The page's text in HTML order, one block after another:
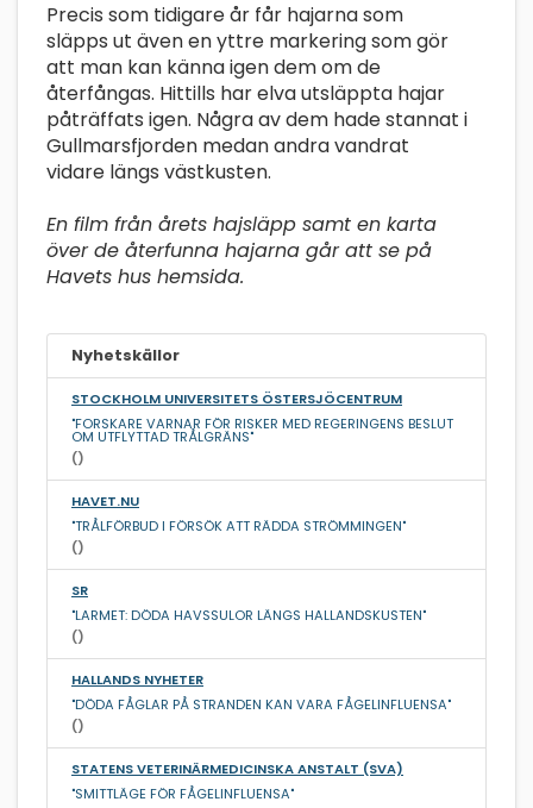
Precis som tidigare år får hajarna som
släpps ut även en yttre markering som gör
att man kan känna igen dem om de
återfångas. Hittills har elva utsläppta hajar
påträffats igen. Några av dem hade stannat i
Gullmarsfjorden medan andra vandrat
vidare längs västkusten.
En film från årets hajsläpp samt en karta
över de återfunna hajarna går att se på
Havets hus hemsida.
Nyhetskällor
STOCKHOLM UNIVERSITETS ÖSTERSJÖCENTRUM
"FORSKARE VARNAR FÖR RISKER MED REGERINGENS BESLUT
OM UTFLYTTAD TRÅLGRÄNS"
()
HAVET.NU
"TRÅLFÖRBUD I FÖRSÖK ATT RÄDDA STRÖMMINGEN"
()
SR
"LARMET: DÖDA HAVSSULOR LÄNGS HALLANDSKUSTEN"
()
HALLANDS NYHETER
"DÖDA FÅGLAR PÅ STRANDEN KAN VARA FÅGELINFLUENSA"
()
STATENS VETERINÄRMEDICINSKA ANSTALT (SVA)
"SMITTLÄGE FÖR FÅGELINFLUENSA"